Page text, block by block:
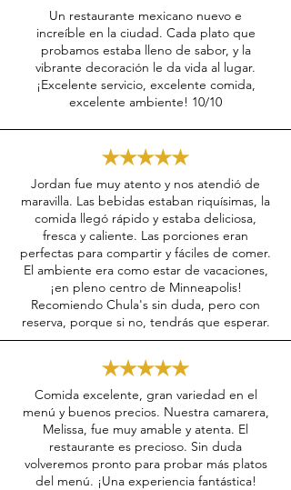
Un restaurante mexicano nuevo e
increíble en la ciudad. Cada plato que
probamos estaba lleno de sabor, y la
vibrante decoración le da vida al lugar.
¡Excelente servicio, excelente comida,
excelente ambiente! 10/10
Jordan fue muy atento y nos atendió de
maravilla. Las bebidas estaban riquísimas, la
comida llegó rápido y estaba deliciosa,
fresca y caliente. Las porciones eran
perfectas para compartir y fáciles de comer.
El ambiente era como estar de vacaciones,
¡en pleno centro de Minneapolis!
Recomiendo Chula's sin duda, pero con
reserva, porque si no, tendrás que esperar.
Comida excelente, gran variedad en el
menú y buenos precios. Nuestra camarera,
Melissa, fue muy amable y atenta. El
restaurante es precioso. Sin duda
volveremos pronto para probar más platos
del menú. ¡Una experiencia fantástica!